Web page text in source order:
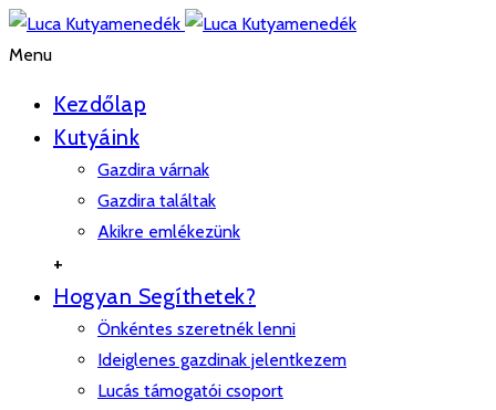
Menu
Kezdőlap
Kutyáink
Gazdira várnak
Gazdira találtak
Akikre emlékezünk
+
Hogyan Segíthetek?
Önkéntes szeretnék lenni
Ideiglenes gazdinak jelentkezem
Lucás támogatói csoport